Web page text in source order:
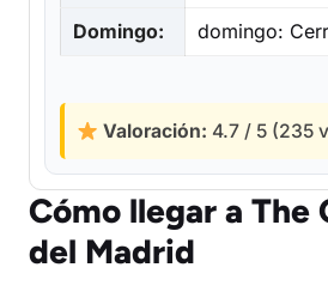
Domingo:
domingo:
Valoración: 4.7 / 5 (235
Cómo llegar a The
del Madrid